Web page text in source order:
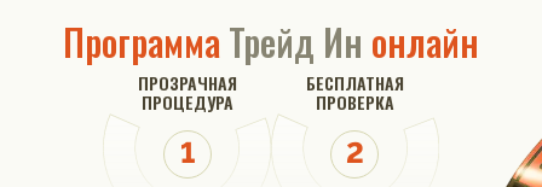
ПрограммаТрейд Ин онлайн
ПРОЗРАЧНАЯ
ПРОЦЕДУРА
БЕСПЛАТНАЯ
ПРОВЕРКА